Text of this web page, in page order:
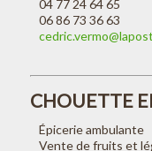
04 77 24 64 65
06 86 73 36 63
CHOUETTE
Épicerie ambulante
Vente de fruits et